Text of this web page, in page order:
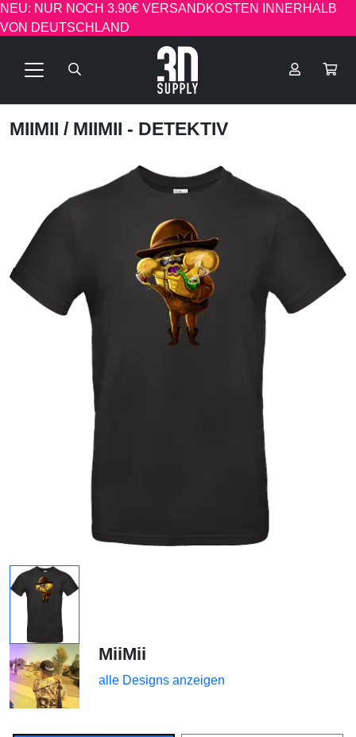
NEU: NUR NOCH 3.90€ VERSANDKOSTEN INNERHALB
VON DEUTSCHLAND
MIIMII / MIIMII - DETEKTIV
MiiMii
alle Designs anzeigen